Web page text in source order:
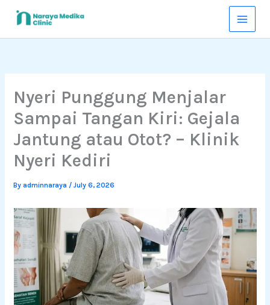
Nyeri Punggung Menjalar
Sampai Tangan Kiri: Gejala
Jantung atau Otot? – Klinik
Nyeri Kediri
Byadminnaraya /July 6, 2026